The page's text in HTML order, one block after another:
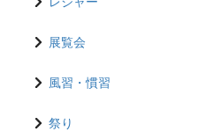
展覧会
風習・慣習
祭り